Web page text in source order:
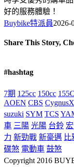
好的服務體驗！
Buybike特派員2026-
Share This Story,
#hashtag
7期 125cc 150cc
AOEN CBS CygnusX
suzuki SYM TCS
車 三陽 光陽 台鈴
力 新勁戰 新豪邁 比
碟煞 電動車 鼓煞
Copyright 2016